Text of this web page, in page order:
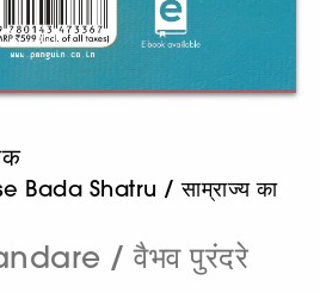
Bada Shatru / साम्राज्य का
/ वैभव पुरंदरे